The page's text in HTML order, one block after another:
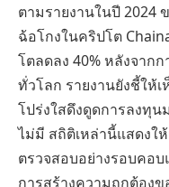
ตามรายงานในปี 2024
ฉ้อโกงในคริปโต
โตลดลง 40% หลังจาก
ทั่วโลก รายงานยังชี้ให้
โปร่งใสดึงดูดการลงทุน
ไม่มี สถิติเหล่านี้แสดงใ
ตรวจสอบอย่างรอบคอ
การสร้างความถูกต้องข